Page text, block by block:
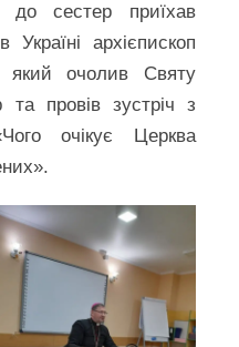
до сестер приїхав
Україні архієпископ
який очолив Святу
провів зустріч з
очікує Церква